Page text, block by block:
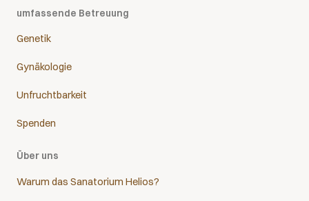
umfassende Betreuung
Genetik
Gynäkologie
Unfruchtbarkeit
Spenden
Über uns
Warum das Sanatorium Helios?